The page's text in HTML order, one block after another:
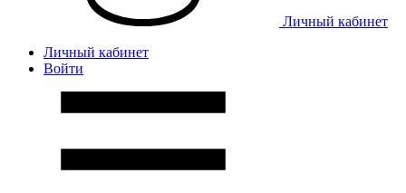
Личный кабинет
Личный кабинет
Войти